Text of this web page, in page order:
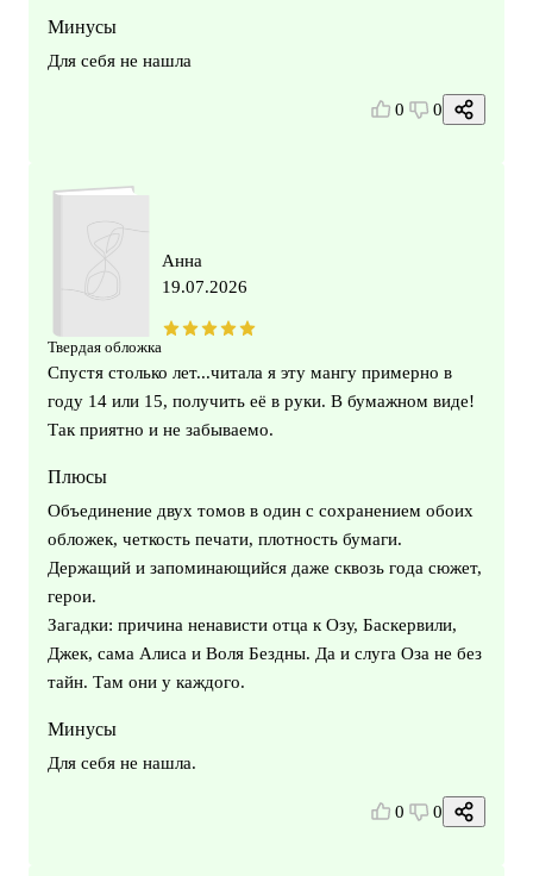
Минусы
Для себя не нашла
0 0
Твердая обложка
Анна
19.07.2026
Спустя столько лет...читала я эту мангу примерно в
году 14 или 15, получить её в руки. В бумажном виде!
Так приятно и не забываемо.
Плюсы
Объединение двух томов в один с сохранением обоих
обложек, четкость печати, плотность бумаги.
Держащий и запоминающийся даже сквозь года сюжет,
герои.
Загадки: причина ненависти отца к Озу, Баскервили,
Джек, сама Алиса и Воля Бездны. Да и слуга Оза не без
тайн. Там они у каждого.
Минусы
Для себя не нашла.
0 0